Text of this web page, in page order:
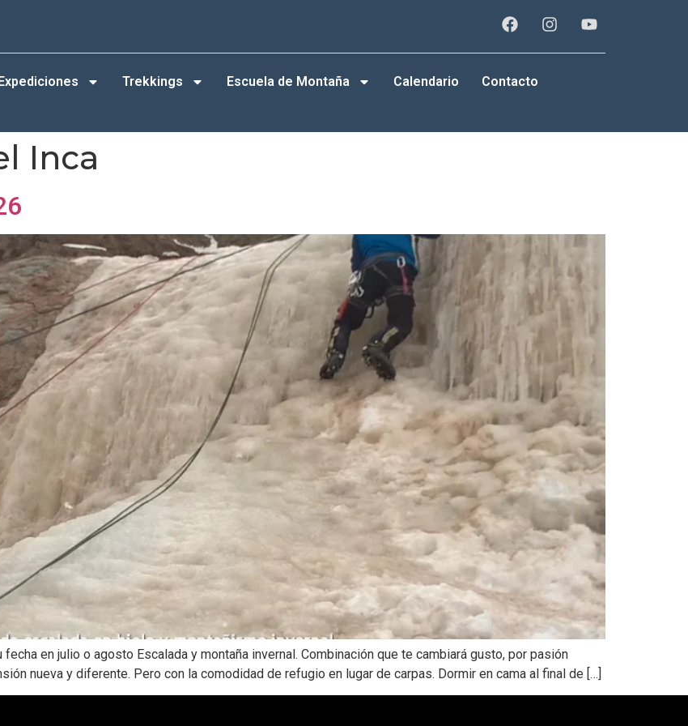
Trekkings Escuela de Montaña Calendario Contacto
Inca
en julio o agosto Escalada y montaña invernal. Combinación que te cambiará gusto, por pasión
nueva y diferente. Pero con la comodidad de refugio en lugar de carpas. Dormir en cama al final de […]